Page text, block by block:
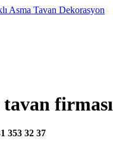
firması
353 32 37